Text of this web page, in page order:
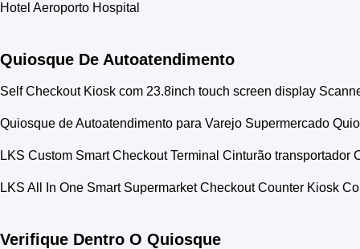
Hotel Aeroporto Hospital
Quiosque De Autoatendimento
Self Checkout Kiosk com 23.8inch touch screen display
Quiosque de Autoatendimento para Varejo Supermercado
LKS Custom Smart Checkout Terminal Cinturão
LKS All In One Smart Supermarket Checkout Counter Kiosk
Verifique Dentro O Quiosque